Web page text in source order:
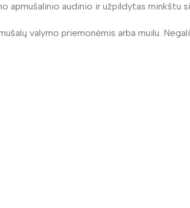
apmušalinio audinio ir užpildytas
valymo priemonėmis arba muilu.